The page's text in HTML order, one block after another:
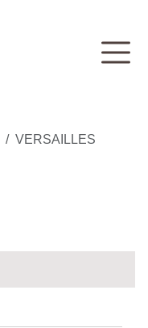
VERSAILLES